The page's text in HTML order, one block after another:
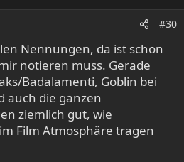
#30
Nennungen, da ist schon
notieren muss. Gerade
Badalamenti, Goblin bei
auch die ganzen
ziemlich gut, wie
Film Atmosphäre tragen